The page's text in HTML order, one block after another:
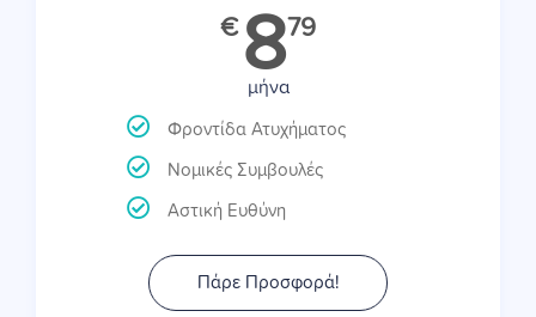
€ 879
μήνα
Φροντίδα Ατυχήματος
Νομικές Συμβουλές
Αστική Ευθύνη
Πάρε Προσφορά!